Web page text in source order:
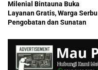
Milenial Bintauna Buka
Layanan Gratis, Warga Serbu
Pengobatan dan Sunatan